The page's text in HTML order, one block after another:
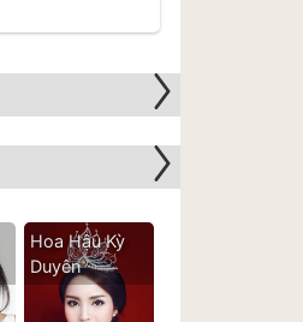
Hoa Hậu Kỳ
Duyên